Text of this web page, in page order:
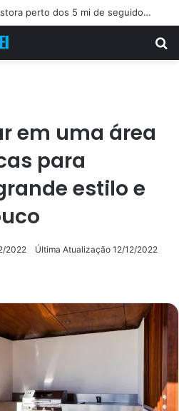
Vitória Souza: jovem pastora perto dos 5 mi de seguidores na web
em uma área
para
estilo e
2022 Última Atualização 12/12/2022